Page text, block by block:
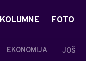
EKONOMIJA JOŠ
KOLUMNE FOTO